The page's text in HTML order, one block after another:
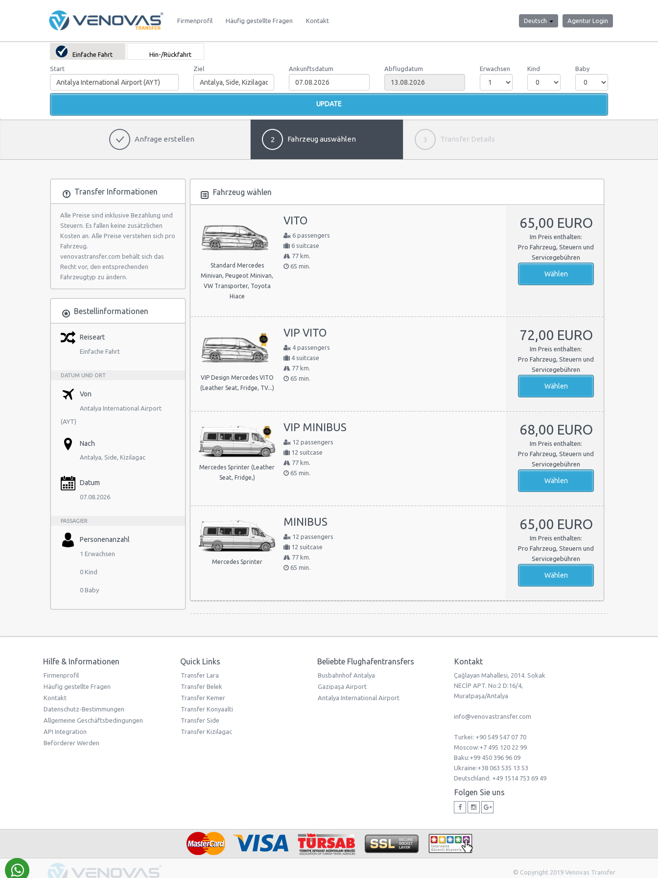
Firmenprofil Häufig gestellte Fragen Kontakt Agentur Login
Deutsch
Einfache Fahrt Hin-/Rückfahrt
Start Ziel Ankunftsdatum Abflugdatum Erwachsen Kind Baby
Anfrage erstellen 2 Fahrzeug auswählen 3 Transfer Details
Transfer Informationen
Alle Preise sind inklusive Bezahlung und
Steuern. Es fallen keine zusätzlichen
Kosten an. Alle Preise verstehen sich pro
Fahrzeug.
venovastransfer.com behält sich das
Recht vor, den entsprechenden
Fahrzeugtyp zu ändern.
Bestellinformationen
Reiseart
Einfache Fahrt
DATUM UND ORT
Von
Antalya International Airport
(AYT)
Nach
Antalya, Side, Kizilagac
Datum
07.08.2026
PASSAGIER
Personenanzahl
1 Erwachsen
0 Kind
0 Baby
Fahrzeug wählen
Standard Mercedes
Minivan, Peugeot Minivan,
VW Transporter, Toyota
Hiace
VITO
6 passengers
6 suitcase
77 km.
65 min.
65,00 EURO
Im Preis enthalten:
Pro Fahrzeug, Steuern und
Servicegebühren
VIP Design Mercedes VITO
(Leather Seat, Fridge, TV...)
VIP VITO
4 passengers
4 suitcase
77 km.
65 min.
72,00 EURO
Im Preis enthalten:
Pro Fahrzeug, Steuern und
Servicegebühren
Mercedes Sprinter (Leather
Seat, Fridge,)
VIP MINIBUS
12 passengers
12 suitcase
77 km.
65 min.
68,00 EURO
Im Preis enthalten:
Pro Fahrzeug, Steuern und
Servicegebühren
Mercedes Sprinter
MINIBUS
12 passengers
12 suitcase
77 km.
65 min.
65,00 EURO
Im Preis enthalten:
Pro Fahrzeug, Steuern und
Servicegebühren
Hilfe & Informationen
Firmenprofil
Häufig gestellte Fragen
Kontakt
Datenschutz-Bestimmungen
Allgemeine Geschäftsbedingungen
API Integration
Beförderer Werden
Quick Links
Transfer Lara
Transfer Belek
Transfer Kemer
Transfer Konyaalti
Transfer Side
Transfer Kizilagac
Beliebte Flughafentransfers
Busbahnhof Antalya
Gazipaşa Airport
Antalya International Airport
Kontakt
Çağlayan Mahallesi, 2014. Sokak
NECİP APT. No:2 D:16/4,
Muratpaşa/Antalya
info@venovastransfer.com
Turkei: +90 549 547 07 70
Мoscow:+7 495 120 22 99
Baku:+99 450 396 96 09
Ukraine:+38 063 535 13 53
Deutschland: +49 1514 753 69 49
Folgen Sie uns
© Copyright 2019 Venovas Transfer